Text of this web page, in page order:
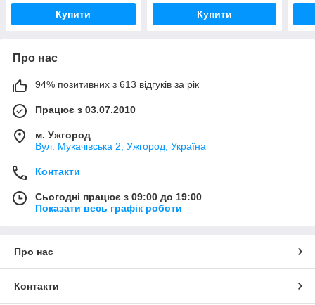
Купити Купити
Про нас
94% позитивних з 613 відгуків за рік
Працює з 03.07.2010
м. Ужгород
Вул. Мукачівська 2, Ужгород, Україна
Контакти
Сьогодні працює з 09:00 до 19:00
Показати весь графік роботи
Про нас
Контакти